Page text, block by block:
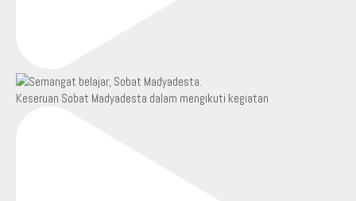
Keseruan Sobat Madyadesta dalam mengikuti kegiatan